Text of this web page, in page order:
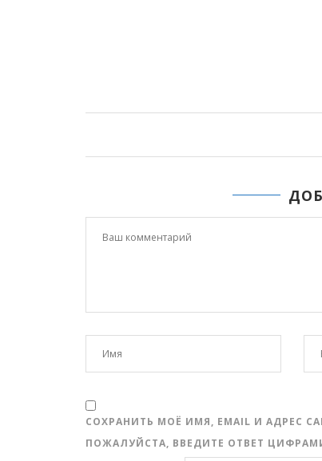
СОХРАНИТЬ МОЁ ИМЯ, EMAIL И АДРЕС
ПОЖАЛУЙСТА, ВВЕДИТЕ ОТВЕТ